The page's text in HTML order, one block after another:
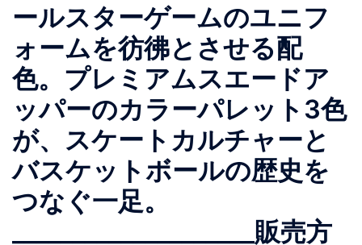
ールスターゲームのユニフ
ォームを彷彿とさせる配
色。プレミアムスエードア
ッパーのカラーパレット3色
が、スケートカルチャーと
バスケットボールの歴史を
つなぐ一足。
____________________販売方